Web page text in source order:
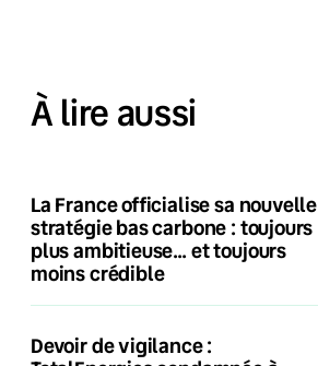
À lire aussi
La France officialise sa nouvelle
stratégie bas carbone : toujours
plus ambitieuse… et toujours
moins crédible
Devoir de vigilance :